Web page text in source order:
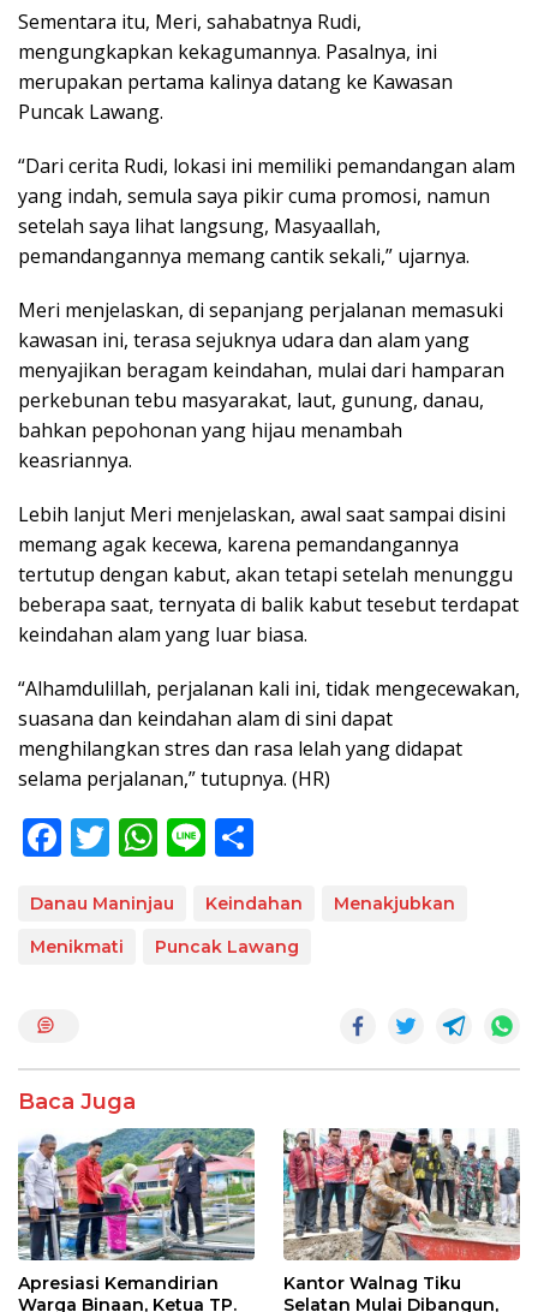
Sementara itu, Meri, sahabatnya Rudi,
mengungkapkan kekagumannya. Pasalnya, ini
merupakan pertama kalinya datang ke Kawasan
Puncak Lawang.
“Dari cerita Rudi, lokasi ini memiliki pemandangan alam
yang indah, semula saya pikir cuma promosi, namun
setelah saya lihat langsung, Masyaallah,
pemandangannya memang cantik sekali,” ujarnya.
Meri menjelaskan, di sepanjang perjalanan memasuki
kawasan ini, terasa sejuknya udara dan alam yang
menyajikan beragam keindahan, mulai dari hamparan
perkebunan tebu masyarakat, laut, gunung, danau,
bahkan pepohonan yang hijau menambah
keasriannya.
Lebih lanjut Meri menjelaskan, awal saat sampai disini
memang agak kecewa, karena pemandangannya
tertutup dengan kabut, akan tetapi setelah menunggu
beberapa saat, ternyata di balik kabut tesebut terdapat
keindahan alam yang luar biasa.
“Alhamdulillah, perjalanan kali ini, tidak mengecewakan,
suasana dan keindahan alam di sini dapat
menghilangkan stres dan rasa lelah yang didapat
selama perjalanan,” tutupnya. (HR)
F
e
b
k
T
itt
er
W
at
s
p
Li
e ar
e
Danau Maninjau Keindahan
Menakjubkan
Menikmati
Puncak Lawang
Baca Juga
Apresiasi Kemandirian
Warga Binaan, Ketua TP.
Kantor Walnag Tiku
Selatan Mulai Dibangun,